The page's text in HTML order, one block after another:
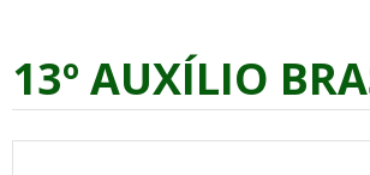
13º AUXÍLIO